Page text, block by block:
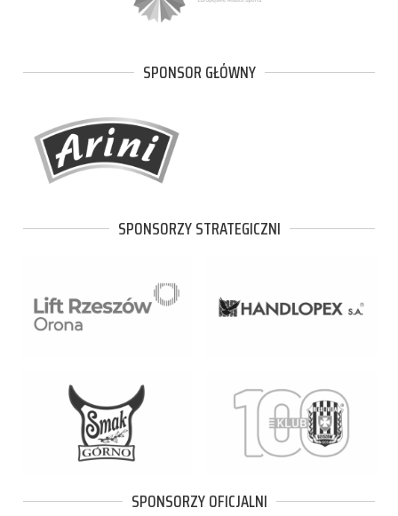
SPONSOR GŁÓWNY
SPONSORZY STRATEGICZNI
SPONSORZY OFICJALNI